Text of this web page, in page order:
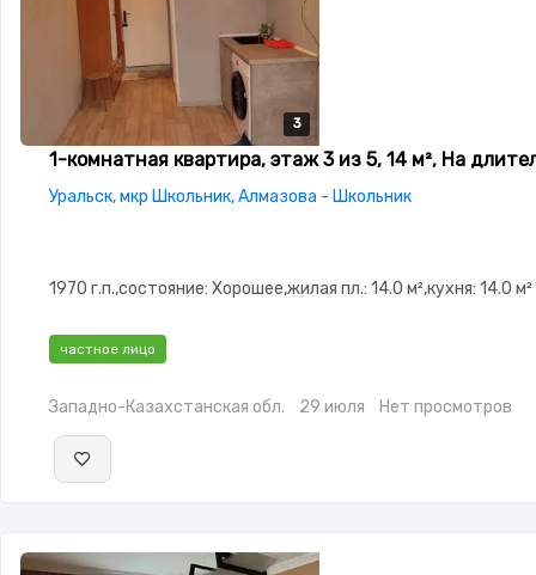
3
3
3
1-комнатная квартира, этаж 3 из 5, 14 м², На
Уральск, мкр Школьник, Алмазова - Школьник
1970 г.п.,состояние: Хорошее,жилая пл.: 14.0 м²,кухня: 14.0 м²
частное лицо
Западно-Казахстанская обл. 29 июля Нет просмотров